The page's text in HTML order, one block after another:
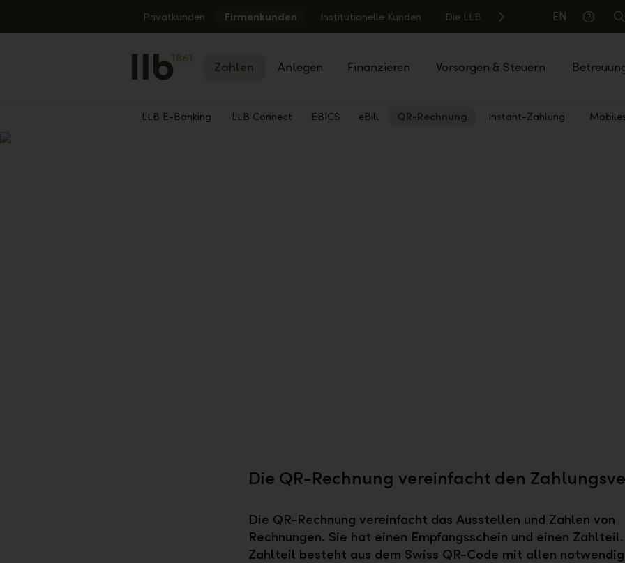
Privatkunden Firmenkunden Institutionelle Kunden Die LLB
EN
Hilfe
Zahlen Anlegen Finanzieren Vorsorgen & Steuern
LLB E-Banking LLB Connect EBICS eBill QR-Rechnung Instant-Zahlung
Die QR-Rechnung vereinfacht den
Die QR-Rechnung vereinfacht das Ausstellen und Zahlen von
Rechnungen. Sie hat einen Empfangsschein und einen
Zahlteil besteht aus dem Swiss QR-Code mit allen